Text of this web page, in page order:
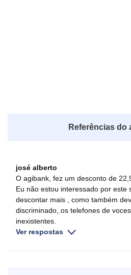
Referências do
josé alberto
O agibank, fez um desconto de
Eu não estou interessado por este
descontar mais , como também
discriminado,.os telefones de
inexistentes.
Ver respostas